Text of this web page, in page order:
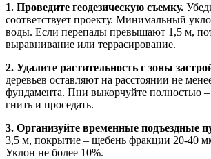
1. Проведите геодезическую съемку.
соответствует проекту. Минимальный
воды. Если перепады превышают 1,5 м,
выравнивание или террасирование.
2. Удалите растительность с зоны
деревьев оставляют на расстоянии не
фундамента. Пни выкорчуйте полностью –
гнить и проседать.
3. Организуйте временные подъездные
3,5 м, покрытие – щебень фракции 20-40
Уклон не более 10%.